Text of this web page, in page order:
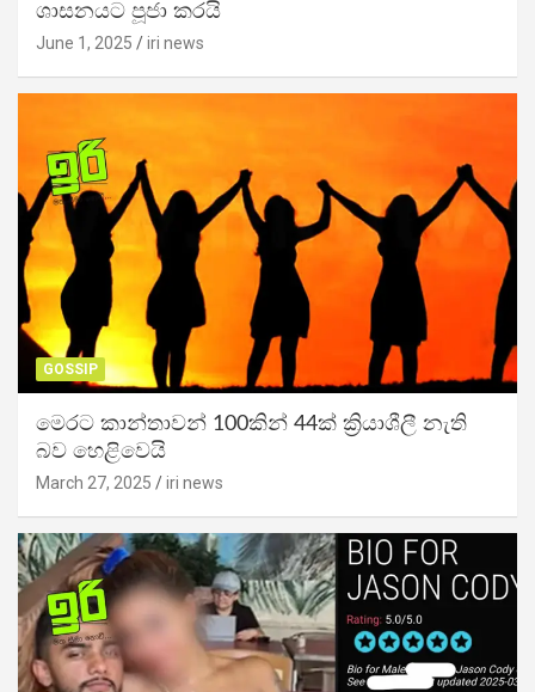
ශාසනයට පූජා කරයි
June 1, 2025 iri news
GOSSIP
මෙරට කාන්තාවන් 100කින් 44ක් ක්‍රියාශීලී නැති
බව හෙළිවෙයි
March 27, 2025 iri news